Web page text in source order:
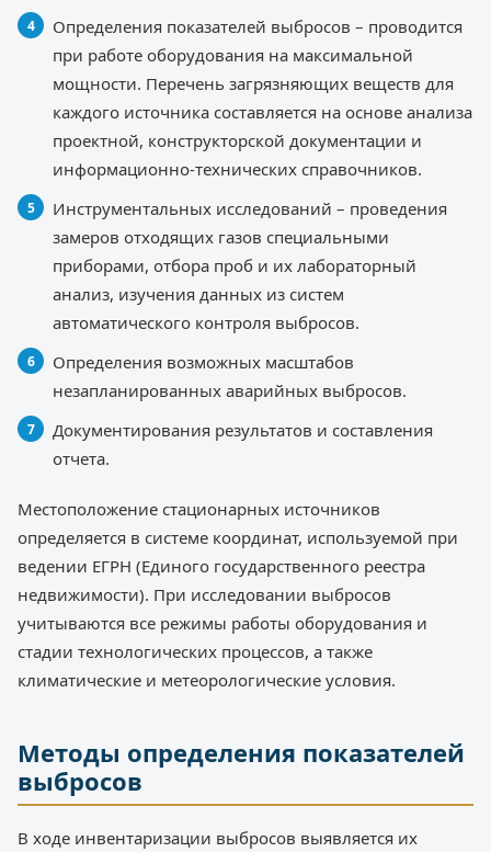
Определения показателей выбросов – проводится
при работе оборудования на максимальной
мощности. Перечень загрязняющих веществ для
каждого источника составляется на основе анализа
проектной, конструкторской документации и
информационно-технических справочников.
Инструментальных исследований – проведения
замеров отходящих газов специальными
приборами, отбора проб и их лабораторный
анализ, изучения данных из систем
автоматического контроля выбросов.
Определения возможных масштабов
незапланированных аварийных выбросов.
Документирования результатов и составления
отчета.
Местоположение стационарных источников
определяется в системе координат, используемой при
ведении ЕГРН (Единого государственного реестра
недвижимости). При исследовании выбросов
учитываются все режимы работы оборудования и
стадии технологических процессов, а также
климатические и метеорологические условия.
Методы определения показателей
выбросов
В ходе инвентаризации выбросов выявляется их